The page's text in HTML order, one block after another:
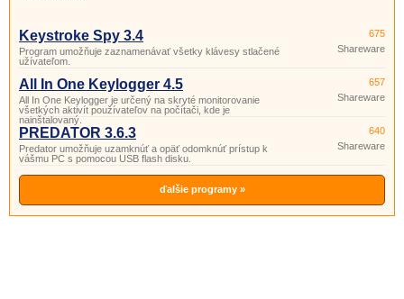
Keystroke Spy 3.4
Program umožňuje zaznamenávať všetky klávesy stlačené
užívateľom.
675
Shareware
All In One Keylogger 4.5
All In One Keylogger je určený na skryté monitorovanie
všetkých aktivít používateľov na počítači, kde je
nainštalovaný.
657
Shareware
PREDATOR 3.6.3
Predator umožňuje uzamknúť a opäť odomknúť prístup k
vášmu PC s pomocou USB flash disku.
640
Shareware
ďalšie programy »